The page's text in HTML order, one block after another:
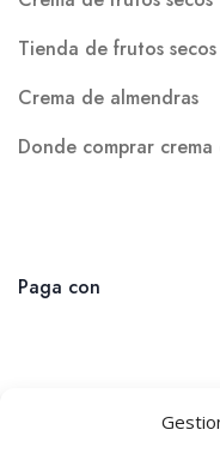
Tienda de frutos secos
Crema de almendras
Donde comprar
Paga con